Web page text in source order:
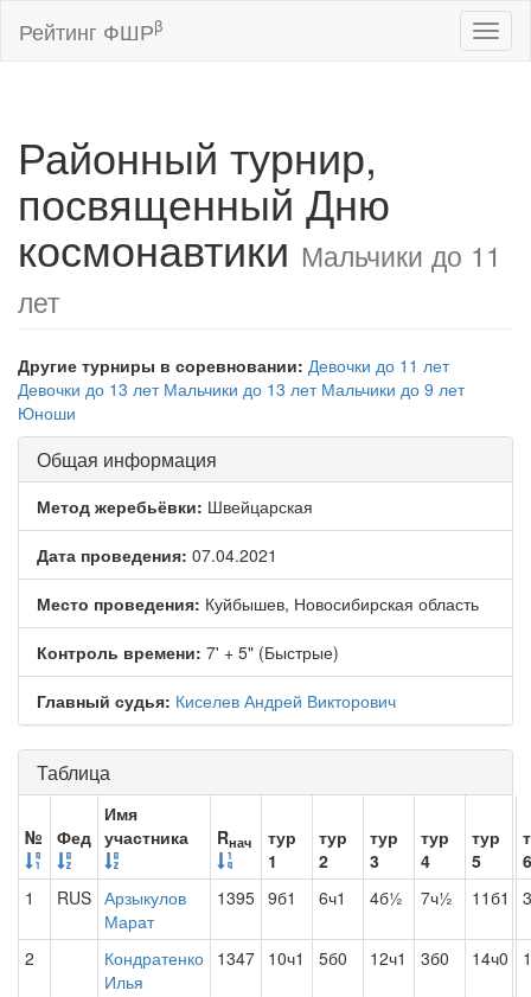
Рейтинг ФШРβ
Районный турнир,
посвященный Дню
космонавтики Мальчики до 11
лет
Другие турниры в соревновании: Девочки до 11 лет
Девочки до 13 лет Мальчики до 13 лет Мальчики до 9 лет
Юноши
Общая информация
Метод жеребьёвки: Швейцарская
Дата проведения: 07.04.2021
Место проведения: Куйбышев, Новосибирская область
Контроль времени: 7' + 5" (Быстрые)
Главный судья: Киселев Андрей Викторович
Таблица
№ Фед
Имя
участника
Rнач
тур
1
тур
2
тур
3
тур
4
тур
5
6
1
RUS Арзыкулов
Марат
1395 9б1 6ч1 4б½ 7ч½ 11б1
2
Кондратенко
Илья
1347 10ч1 5б0 12ч1 3б0 14ч0